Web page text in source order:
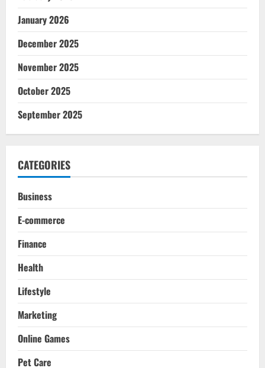
January 2026
December 2025
November 2025
October 2025
September 2025
CATEGORIES
Business
E-commerce
Finance
Health
Lifestyle
Marketing
Online Games
Pet Care